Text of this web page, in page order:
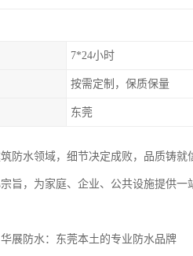
7*24小时
按需定制，保质保量
东莞
防水领域，细节决定成败，品质铸
旨，为家庭、企业、公共设施提供一
展防水：东莞本土的专业防水品牌